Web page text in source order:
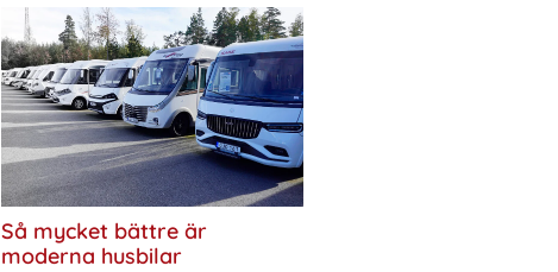
Så mycket bättre är
moderna husbilar